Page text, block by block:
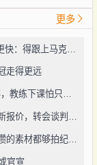
更多
杰伦·布朗自曝今夏减重近7磅！跳得更高跑得更快：得跟上马克西、勒布朗的节奏
走得更远
利物浦季前赛2-4遭利兹联逆转：遮羞布被扯碎，教练下课怕只是开始
德天空：莱比锡暂未回应皇马对迪奥曼德的最新报价，转会谈判仍在推进
狄龙直播爆料：老詹赴费城只为冲最后一冠，攒的素材都够拍纪录片了
官宣